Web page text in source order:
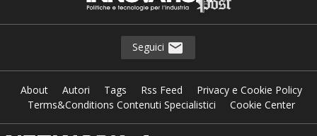
Seguici
About Autori Tags Rss Feed
Privacy e Cookie Policy
Terms&Conditions Contenuti Specialistici
Cookie Center